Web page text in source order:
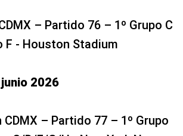
– Partido 76 – 1º Grupo C
F - Houston Stadium
2026
CDMX – Partido 77 – 1º Grupo